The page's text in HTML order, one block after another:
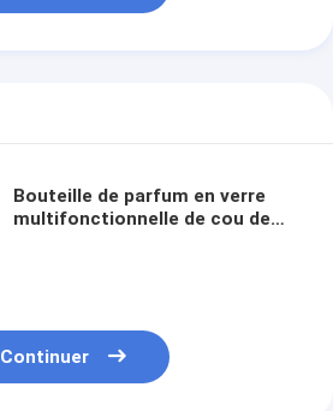
Bouteille de parfum en verre
multifonctionnelle de cou de
Continuer